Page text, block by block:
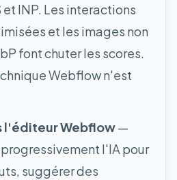
et INP. Les interactions
et les images non
font chuter les scores.
Webflow n'est
l'éditeur Webflow—
l'IA pour
suggérer des